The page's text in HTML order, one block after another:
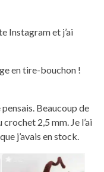
Instagram et j’ai
en tire-bouchon !
pensais. Beaucoup de
2,5 mm. Je l’ai
j’avais en stock.